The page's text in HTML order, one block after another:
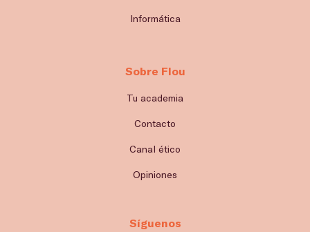
Informática
Sobre Flou
Tu academia
Contacto
Canal ético
Opiniones
Síguenos